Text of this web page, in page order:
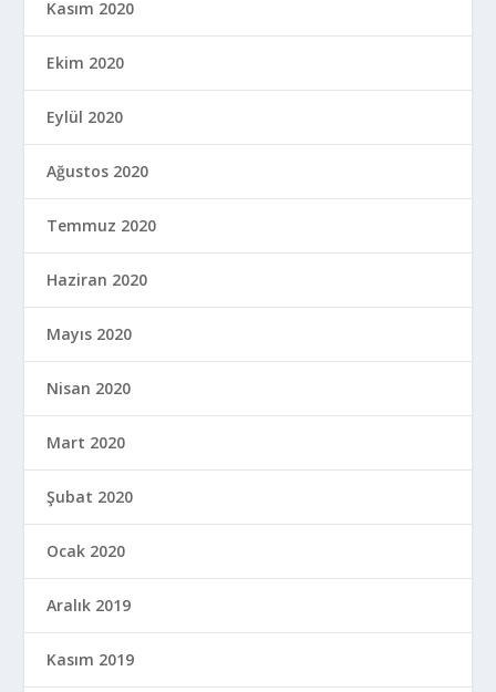
Kasım 2020
Ekim 2020
Eylül 2020
Ağustos 2020
Temmuz 2020
Haziran 2020
Mayıs 2020
Nisan 2020
Mart 2020
Şubat 2020
Ocak 2020
Aralık 2019
Kasım 2019